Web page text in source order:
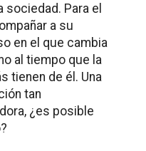
sociedad. Para el
a su
en el que cambia
al tiempo que la
tienen de él. Una
tan
¿es posible